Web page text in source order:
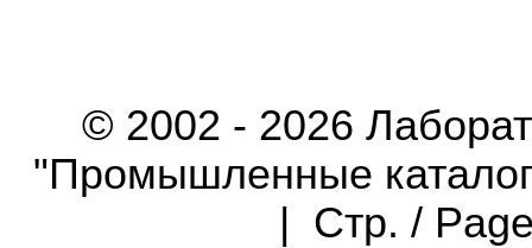
© 2002 - 2026
"Промышленные
| Стр. /